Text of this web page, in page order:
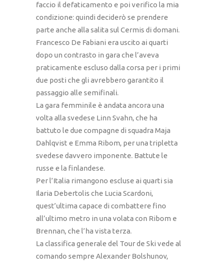
faccio il defaticamento e poi verifico la mia
condizione: quindi deciderò se prendere
parte anche alla salita sul Cermis di domani.
Francesco De Fabiani era uscito ai quarti
dopo un contrasto in gara che l’aveva
praticamente escluso dalla corsa per i primi
due posti che gli avrebbero garantito il
passaggio alle semifinali.
La gara femminile è andata ancora una
volta alla svedese Linn Svahn, che ha
battuto le due compagne di squadra Maja
Dahlqvist e Emma Ribom, per una tripletta
svedese davvero imponente. Battute le
russe e la finlandese.
Per l’Italia rimangono escluse ai quarti sia
Ilaria Debertolis che Lucia Scardoni,
quest’ultima capace di combattere fino
all’ultimo metro in una volata con Ribom e
Brennan, che l’ha vista terza.
La classifica generale del Tour de Ski vede al
comando sempre Alexander Bolshunov,